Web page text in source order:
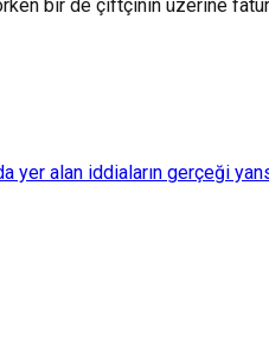
bir de çiftçinin üzerine
yer alan iddiaların gerçeği